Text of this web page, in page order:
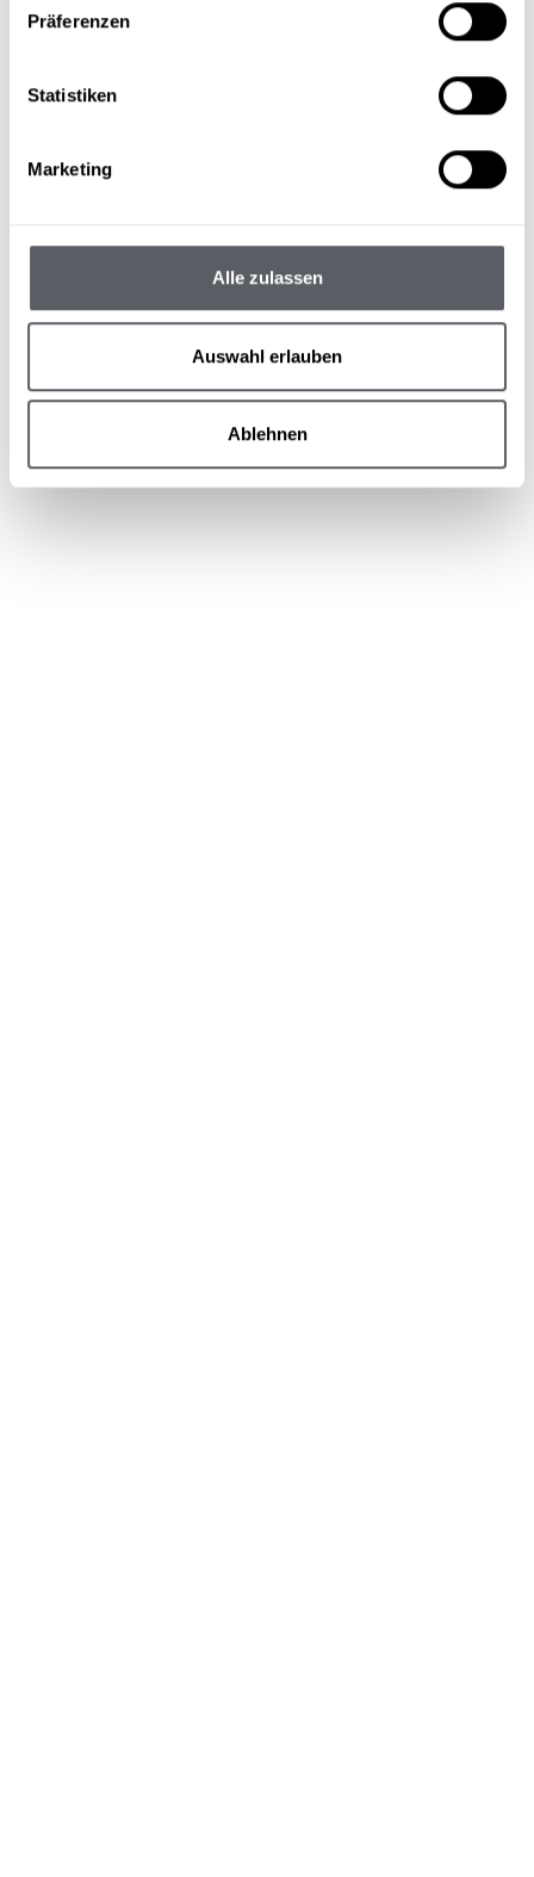
Präferenzen
Statistiken
Marketing
Alle zulassen
Auswahl erlauben
Ablehnen